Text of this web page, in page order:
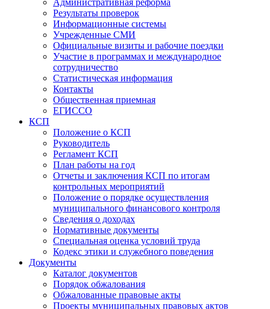
Административная реформа
Результаты проверок
Информационные системы
Учрежденные СМИ
Официальные визиты и рабочие поездки
Участие в программах и международное
сотрудничество
Статистическая информация
Контакты
Общественная приемная
ЕГИССО
КСП
Положение о КСП
Руководитель
Регламент КСП
План работы на год
Отчеты и заключения КСП по итогам
контрольных мероприятий
Положение о порядке осуществления
муниципального финансового контроля
Сведения о доходах
Нормативные документы
Специальная оценка условий труда
Кодекс этики и служебного поведения
Документы
Каталог документов
Порядок обжалования
Обжалованные правовые акты
Проекты муниципальных правовых актов